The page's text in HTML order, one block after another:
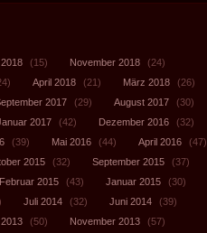
(15) November 2018
(24)
April 2018 (21) März 2018
(26)
2017 (29) August 2017
(30)
2017 (42) Dezember 2016
(32)
(39) Mai 2016 (44) April 2016
(47)
2015 (32) September 2015
(37)
Februar 2015 (43) Januar 2015
(30)
Juli 2014 (32) Juni 2014
(39)
(50) November 2013 (57)